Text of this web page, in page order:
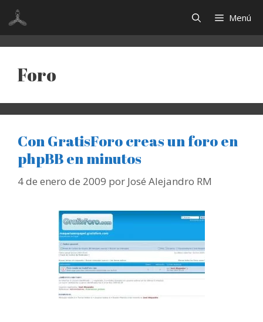
Saltar
contenido
Menú
Foro
Con GratisForo creas un foro en
phpBB en minutos
4 de enero de 2009 por José Alejandro RM